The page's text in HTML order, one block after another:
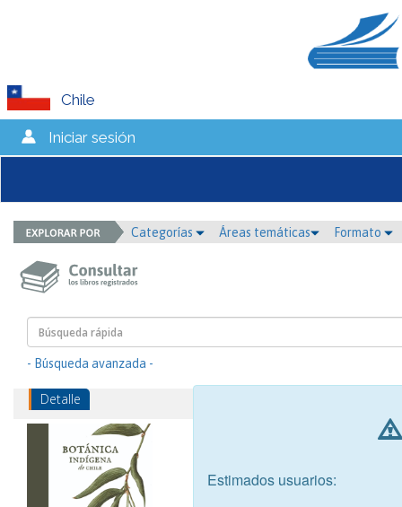
Chile
Iniciar sesión
Categorías Áreas temáticas Formato
- Búsqueda avanzada -
Detalle
Estimados usuarios: